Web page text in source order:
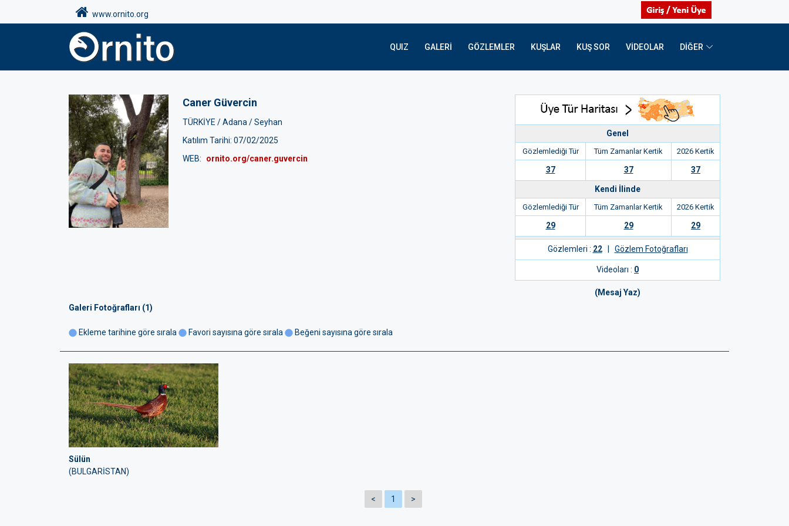
www.ornito.org
QUIZ GALERI GÖZLEMLER KUŞLAR KUŞ SOR VIDEOLAR DİĞER
Caner Güvercin
TÜRKİYE /Adana /Seyhan
Katılım Tarihi: 07/02/2025
WEB:
ornito.org/caner.guvercin
Genel
Gözlemlediği Tür Tüm Zamanlar Kertik 2026 Kertik
37 37 37
Kendi İlinde
Gözlemlediği Tür Tüm Zamanlar Kertik 2026 Kertik
29 29 29
Gözlemleri : 22| Gözlem Fotoğrafları
Videoları : 0
(Mesaj Yaz)
Galeri Fotoğrafları (1)
Ekleme tarihine göre sırala Favori sayısına göre sırala Beğeni sayısına göre sırala
Sülün
(BULGARİSTAN)
< 1 >